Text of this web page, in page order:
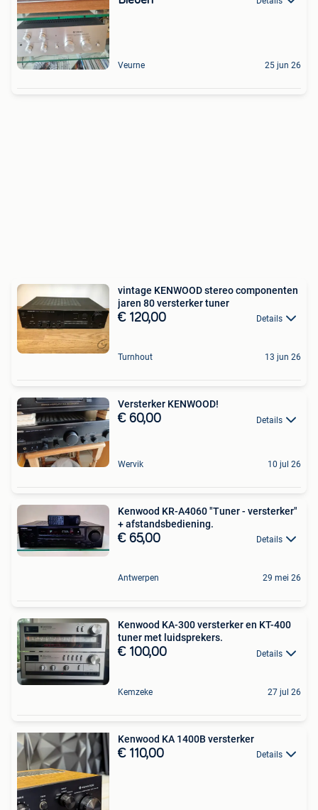
Veurne 25 jun 26
vintage KENWOOD stereo componenten
jaren 80 versterker tuner
€ 120,00 Details
Turnhout 13 jun 26
Versterker KENWOOD!
€ 60,00 Details
Wervik 10 jul 26
Kenwood KR-A4060 "Tuner - versterker"
+ afstandsbediening.
€ 65,00 Details
Antwerpen 29 mei 26
Kenwood KA-300 versterker en KT-400
tuner met luidsprekers.
€ 100,00 Details
Kemzeke 27 jul 26
Kenwood KA 1400B versterker
€ 110,00 Details